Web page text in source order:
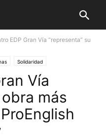
EDP Gran Vía “representa” su
Solidaridad
Vía
más